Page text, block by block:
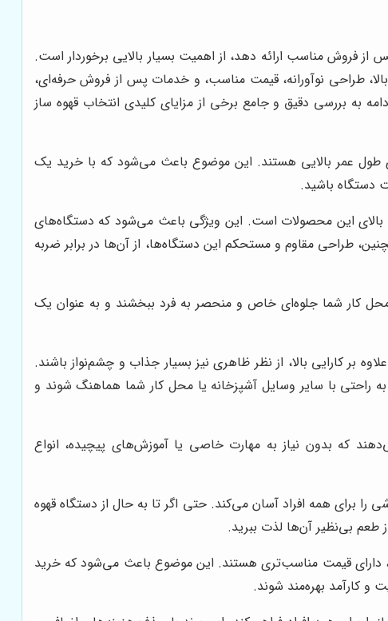
از فروش مناسب ارائه دهد، از اهمیت بسیار بالایی برخوردار است.
طراحی نوآورانه، قیمت مناسب، و خدمات پس از فروش حرفه‌ای،
به بررسی دقیق و جامع برخی از مزایای کلیدی انتخاب قهوه ساز
طول عمر بالایی هستند. این موضوع باعث می‌شود که با خرید یک
دستگاه باشید.
بالای این محصولات است. این ویژگی باعث می‌شود که دستگاه‌های
طراحی مقاوم و مستحکم این دستگاه‌ها، از آن‌ها در برابر ضربه
کار شما جلوه‌ای خاص و منحصر به فرد ببخشند و به عنوان یک
بر کارایی بالا، از نظر ظاهری نیز بسیار جذاب و چشم‌نواز باشند.
راحتی با سایر وسایل آشپزخانه یا محل کار شما هماهنگ شوند و
که بدون نیاز به مهارت خاصی یا آموزش‌های پیچیده، انواع
را برای همه افراد آسان می‌کند. حتی اگر تا به حال از دستگاه قهوه
طعم بی‌نظیر آن‌ها لذت ببرید.
دارای قیمت مناسب‌تری هستند. این موضوع باعث می‌شود که خرید
و کارآمد بهره‌مند شوند.